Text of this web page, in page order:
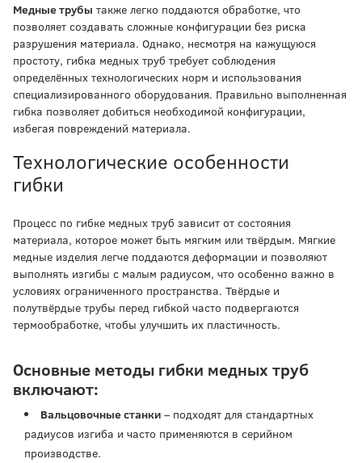
Медные трубы также легко поддаются обработке, что
позволяет создавать сложные конфигурации без риска
разрушения материала. Однако, несмотря на кажущуюся
простоту, гибка медных труб требует соблюдения
определённых технологических норм и использования
специализированного оборудования. Правильно выполненная
гибка позволяет добиться необходимой конфигурации,
избегая повреждений материала.
Технологические особенности
гибки
Процесс по гибке медных труб зависит от состояния
материала, которое может быть мягким или твёрдым. Мягкие
медные изделия легче поддаются деформации и позволяют
выполнять изгибы с малым радиусом, что особенно важно в
условиях ограниченного пространства. Твёрдые и
полутвёрдые трубы перед гибкой часто подвергаются
термообработке, чтобы улучшить их пластичность.
Основные методы гибки медных труб
включают:
Вальцовочные станки – подходят для стандартных
радиусов изгиба и часто применяются в серийном
производстве.